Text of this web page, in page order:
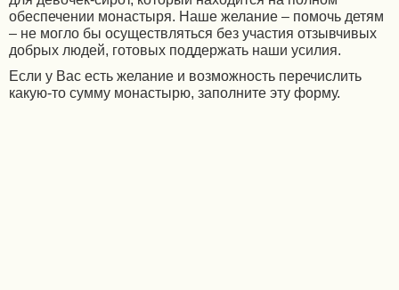
обеспечении монастыря. Наше желание – помочь детям
– не могло бы осуществляться без участия отзывчивых
добрых людей, готовых поддержать наши усилия.
Если у Вас есть желание и возможность перечислить
какую-то сумму монастырю, заполните эту форму.